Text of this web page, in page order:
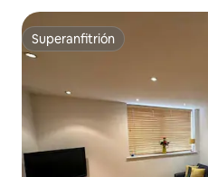
Superanfitrión
Superanfitrión